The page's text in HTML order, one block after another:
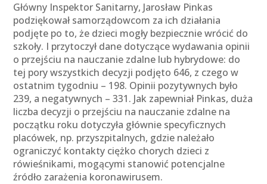
Główny Inspektor Sanitarny, Jarosław Pinkas
podziękował samorządowcom za ich działania
podjęte po to, że dzieci mogły bezpiecznie wrócić do
szkoły. I przytoczył dane dotyczące wydawania opinii
o przejściu na nauczanie zdalne lub hybrydowe: do
tej pory wszystkich decyzji podjęto 646, z czego w
ostatnim tygodniu – 198. Opinii pozytywnych było
239, a negatywnych – 331. Jak zapewniał Pinkas, duża
liczba decyzji o przejściu na nauczanie zdalne na
początku roku dotyczyła głównie specyficznych
placówek, np. przyszpitalnych, gdzie należało
ograniczyć kontakty ciężko chorych dzieci z
rówieśnikami, mogącymi stanowić potencjalne
źródło zarażenia koronawirusem.